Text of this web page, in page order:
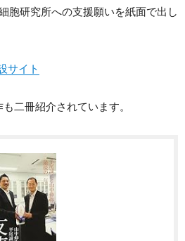
胞研究所への支援願いを紙面で出し
サイト
二冊紹介されています。